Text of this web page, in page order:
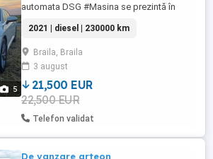
5
automata DSG #Masina se prezintă în
finalizează pe loc inclusiv certificat fiscal.
#Dotari: *AccDistronic *Front assist
(asistenta în caz de impact) *Lane assist
(asistentapărăsirebandaderulare) *Faruri
LED Matrix adaptive *Adaptive ...
2021 | diesel | 230000 km
Braila, Braila
3 august
21,500 EUR
22,500 EUR
Telefon validat
De vanzare arteon